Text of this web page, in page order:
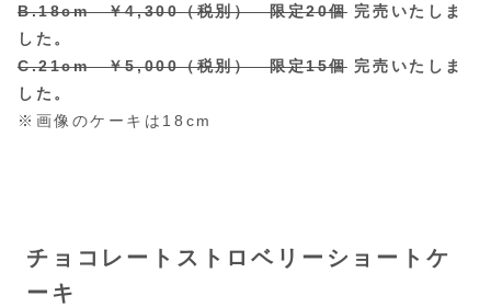
B.18cm ￥4,300（税別） 限定20個完売いたしま
した。
C.21cm ￥5,000（税別） 限定15個 完売いたしま
した。
※画像のケーキは18cm
チョコレートストロベリーショートケ
ーキ